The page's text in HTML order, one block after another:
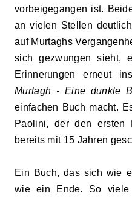
vorbeigegangen ist.
an vielen Stellen
auf Murtaghs
sich gezwungen sieht,
Erinnerungen erneut
Murtagh - Eine dunkle
einfachen Buch macht.
Paolini, der den
bereits mit 15 Jahren
Ein Buch, das sich wie
wie ein Ende. So